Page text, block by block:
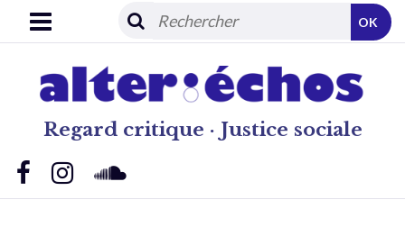
Regard critique · Justice sociale
OK